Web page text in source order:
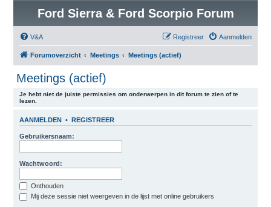
Ford Sierra & Ford Scorpio Forum
V&A Aanmelden
Registreer
Forumoverzicht Meetings Meetings (actief)
Meetings (actief)
Je hebt niet de juiste permissies om onderwerpen in dit forum te zien of te
lezen.
AANMELDEN • REGISTREER
Gebruikersnaam:
Wachtwoord:
Onthouden
Mij deze sessie niet weergeven in de lijst met online gebruikers